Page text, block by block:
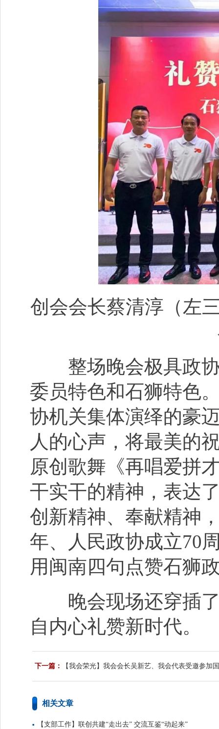
创会会长蔡清淳（左
整场晚会极具政协
委员特色和石狮特色
协机关集体演绎的豪
人的心声，将最美的
原创歌舞《再唱爱拼
干实干的精神，表达
创新精神、奉献精神
年、人民政协成立70
用闽南四句点赞石狮
晚会现场还穿插了
自内心礼赞新时代。
下一篇： 【我会荣光】我会会长吴新艺、我会代表受邀参加
相关文章
【支部工作】联创共建“走出去” 交流互鉴“动起来”